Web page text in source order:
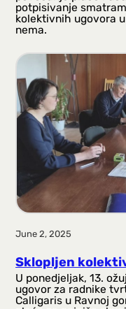
potpisivanje
kolektivnih ugovora
nema.
June 2, 2025
Sklopljen
U ponedjeljak, 13.
ugovor za radnike
Calligaris u Ravnoj